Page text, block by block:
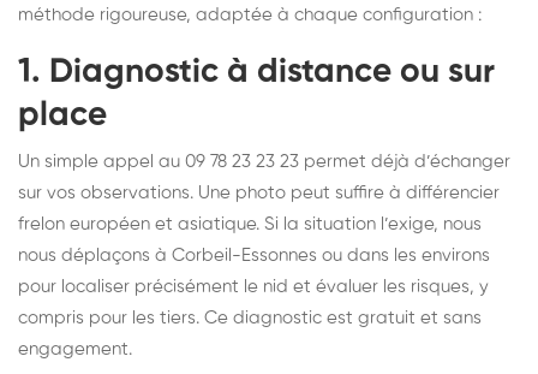
méthode rigoureuse, adaptée à chaque configuration :
1. Diagnostic à distance ou sur
place
Un simple appel au 09 78 23 23 23 permet déjà d’échanger
sur vos observations. Une photo peut suffire à différencier
frelon européen et asiatique. Si la situation l’exige, nous
nous déplaçons à Corbeil-Essonnes ou dans les environs
pour localiser précisément le nid et évaluer les risques, y
compris pour les tiers. Ce diagnostic est gratuit et sans
engagement.